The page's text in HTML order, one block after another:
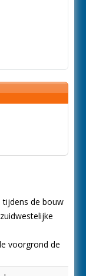
tijdens de bouw
voorgrond de